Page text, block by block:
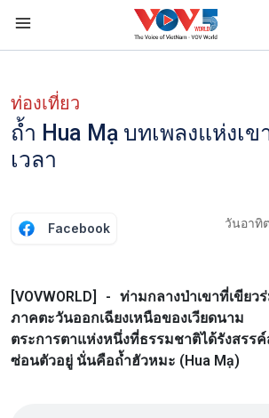
ท่องเที่ยว
ถ้ำ Hua Mạ บทเพลงแห่งเ
เวลา
Facebook วันอาทิ
[VOVWORLD] - ท่ามกลางป่าเขาที่เขียว
ภาคตะวันออกเฉียงเหนือของเวียดน
ตระการตาแห่งหนึ่งที่ธรรมชาติได้รังสรร
ซ่อนตัวอยู่ นั่นคือถ้ำฮัวหมะ (Hua Mạ)